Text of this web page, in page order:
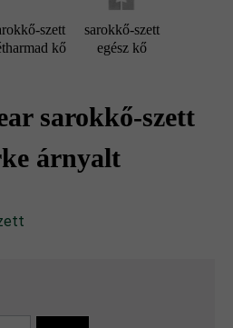
szett
kő
sarokkő-szett
egész kő
sarokkő-szett
árnyalt